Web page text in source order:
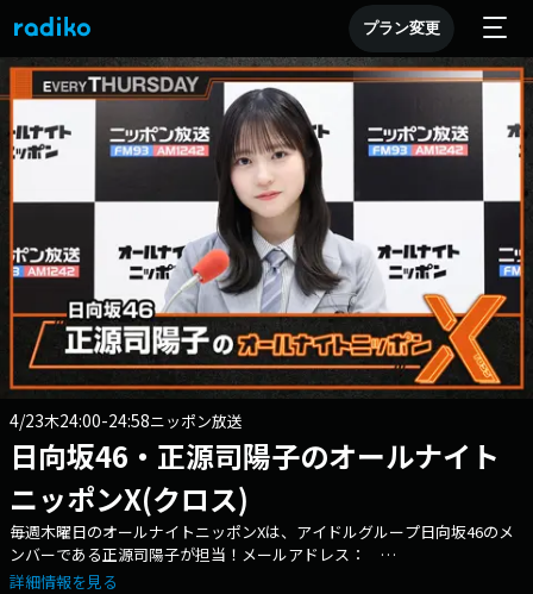
プラン変更
4/23木24:00-24:58ニッポン放送
日向坂46・正源司陽子のオールナイト
ニッポンX(クロス)
毎週木曜日のオールナイトニッポンXは、アイドルグループ日向坂46のメ
ンバーである正源司陽子が担当！メールアドレス：
yoko@allnightnippon.com 番組ホームページはこちら twitterハッ
詳細情報を見る